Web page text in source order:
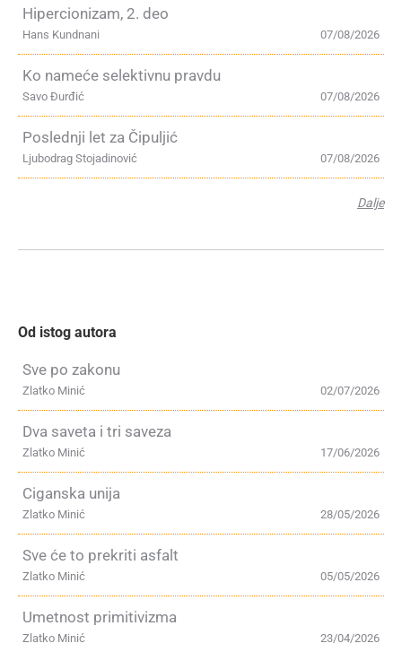
Hipercionizam, 2. deo
07/08/2026
Hans Kundnani
Ko nameće selektivnu pravdu
07/08/2026
Savo Đurđić
Poslednji let za Čipuljić
07/08/2026
Ljubodrag Stojadinović
Dalje
Od istog autora
Sve po zakonu
02/07/2026
Zlatko Minić
Dva saveta i tri saveza
17/06/2026
Zlatko Minić
Ciganska unija
28/05/2026
Zlatko Minić
Sve će to prekriti asfalt
05/05/2026
Zlatko Minić
Umetnost primitivizma
23/04/2026
Zlatko Minić